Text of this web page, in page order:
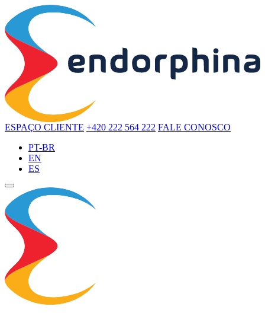
ESPAÇO CLIENTE +420 222 564 222 FALE CONOSCO
PT-BR
EN
ES